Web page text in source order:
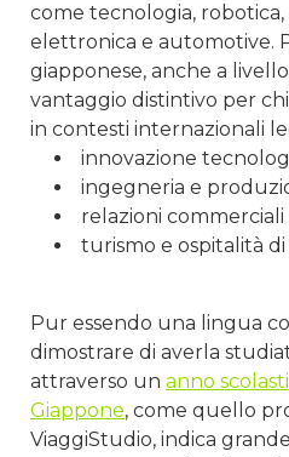
come tecnologia, robotica,
elettronica e automotive.
giapponese, anche a
vantaggio distintivo per
in contesti internazionali
innovazione
ingegneria e
relazioni commerciali
turismo e ospitalità
Pur essendo una lingua
dimostrare di averla
attraverso un anno
Giappone, come quello
ViaggiStudio, indica